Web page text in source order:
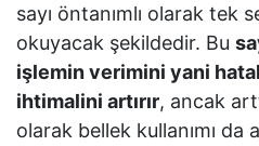
sayı öntanımlı olarak tek
okuyacak şekildedir. Bu
işlemin verimini yani
ihtimalini artırır, ancak
olarak bellek kullanımı da